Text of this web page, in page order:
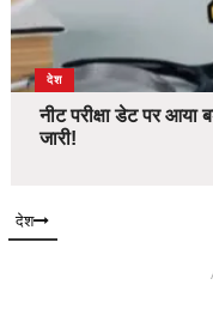
देश
नीट परीक्षा डेट पर आया
जारी!
देश